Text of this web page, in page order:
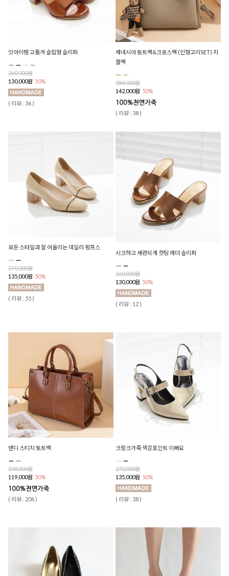
잇아이템 고품격 슬립형 슬리퍼
260,000원
130,000원 50%
( 리뷰 : 36 )
제네시아 토트백&크로스백 (인형고리SET) 지
젤백
284,000원
142,000원 50%
( 리뷰 : 38 )
모든 스타일과 잘 어울리는 데일리 펌프스
270,000원
135,000원 50%
( 리뷰 : 55 )
시크하고 세련되게 컷팅 레더 슬리퍼
260,000원
130,000원 50%
( 리뷰 : 12 )
댄디 스티치 토트백
238,000원
119,000원 50%
( 리뷰 : 206 )
크링크가죽 색감포인트 이뻐요
270,000원
135,000원 50%
( 리뷰 : 38 )